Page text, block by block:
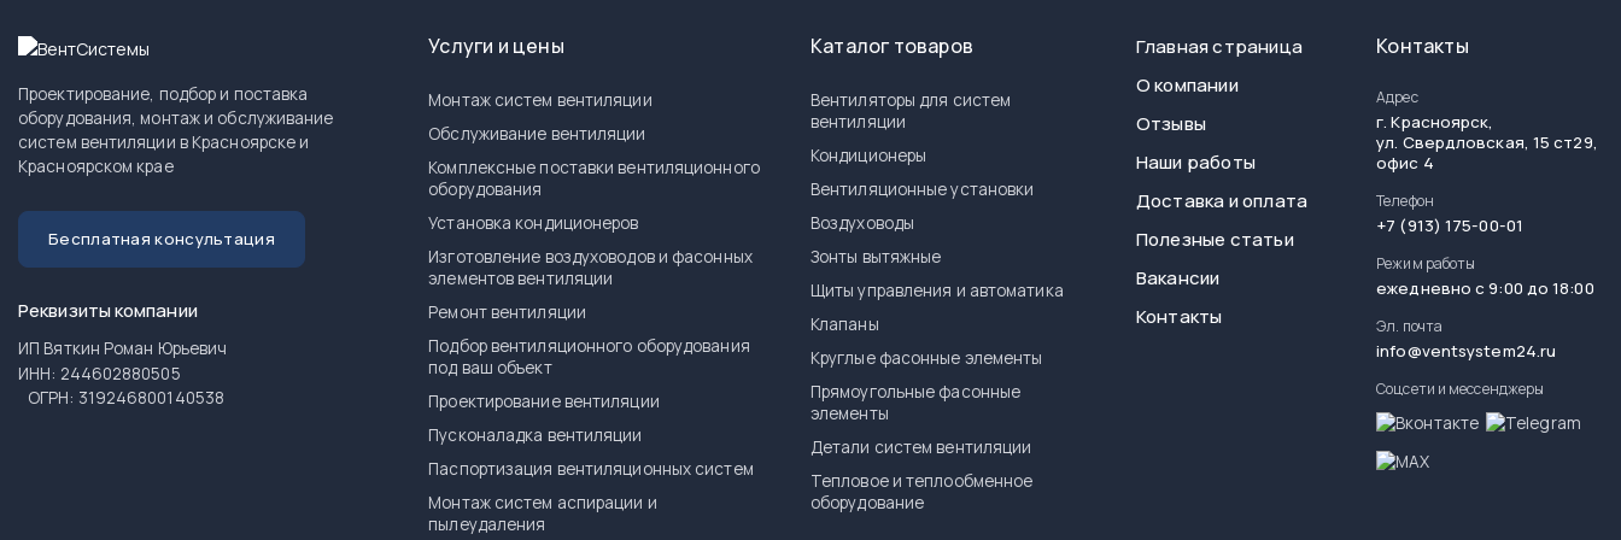
Проектирование, подбор и поставка
оборудования, монтаж и обслуживание
систем вентиляции в Красноярске и
Красноярском крае
Бесплатная консультация
Реквизиты компании
ИП Вяткин Роман Юрьевич
ИНН: 244602880505
ОГРН: 319246800140538
Услуги и цены
Монтаж систем вентиляции
Обслуживание вентиляции
Комплексные поставки вентиляционного
оборудования
Установка кондиционеров
Изготовление воздуховодов и фасонных
элементов вентиляции
Ремонт вентиляции
Подбор вентиляционного оборудования
под ваш объект
Проектирование вентиляции
Пусконаладка вентиляции
Паспортизация вентиляционных систем
Монтаж систем аспирации и
пылеудаления
Каталог товаров
Вентиляторы для систем
вентиляции
Кондиционеры
Вентиляционные установки
Воздуховоды
Зонты вытяжные
Щиты управления и автоматика
Клапаны
Круглые фасонные элементы
Прямоугольные фасонные
элементы
Детали систем вентиляции
Тепловое и теплообменное
оборудование
Главная страница
О компании
Отзывы
Наши работы
Доставка и оплата
Полезные статьи
Вакансии
Контакты
Контакты
Адрес
г.Красноярск,
ул. Свердловская, 15 ст29,
офис 4
Телефон
+7 (913) 175-00-01
Режим работы
ежедневно с 9:00 до 18:00
Эл. почта
info@ventsystem24.ru
Соцсети и мессенджеры